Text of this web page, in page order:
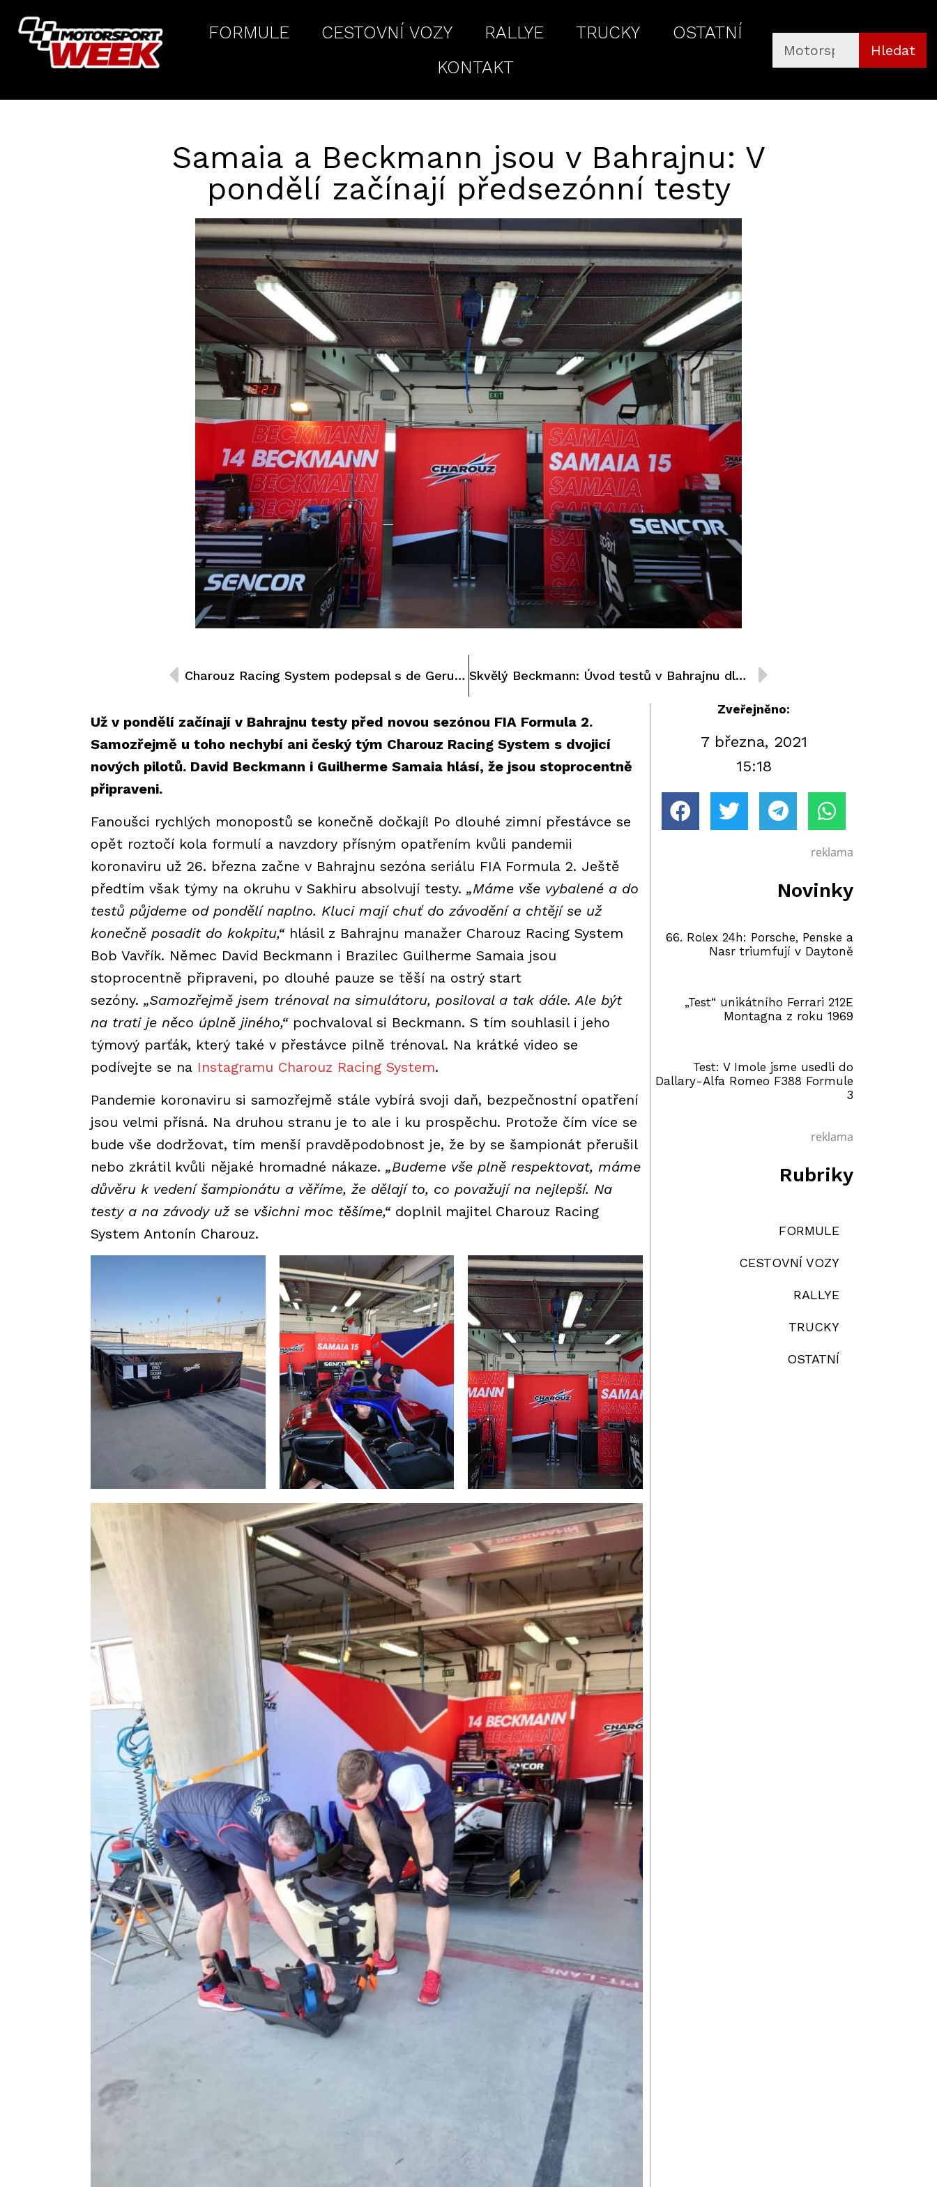
FORMULE CESTOVNÍ VOZY RALLYE TRUCKY
OSTATNÍ
KONTAKT
Hledat
Samaia a Beckmann jsou v Bahrajnu: V
pondělí začínají předsezónní testy
Charouz Racing System podepsal s de Gerusem: Francouzský mladík pojede seriál FIA F3 Skvělý Beckmann: Úvod testů v Bahrajnu dle představ Charouz Racing System
Už v pondělí začínají v Bahrajnu testy před novou sezónou FIA Formula 2.
Samozřejmě u toho nechybí ani český tým Charouz Racing System s dvojicí
nových pilotů. David Beckmann i Guilherme Samaia hlásí, že jsou stoprocentně
připraveni.
Fanoušci rychlých monopostů se konečně dočkají! Po dlouhé zimní přestávce se
opět roztočí kola formulí a navzdory přísným opatřením kvůli pandemii
koronaviru už 26. března začne v Bahrajnu sezóna seriálu FIA Formula 2. Ještě
předtím však týmy na okruhu v Sakhiru absolvují testy. „Máme vše vybalené a do
testů půjdeme od pondělí naplno. Kluci mají chuť do závodění a chtějí se už
konečně posadit do kokpitu,“hlásil z Bahrajnu manažer Charouz Racing System
Bob Vavřík. Němec David Beckmann i Brazilec Guilherme Samaia jsou
stoprocentně připraveni, po dlouhé pauze se těší na ostrý start
sezóny. „Samozřejmě jsem trénoval na simulátoru, posiloval a tak dále. Ale být
na trati je něco úplně jiného,“pochvaloval si Beckmann. S tím souhlasil i jeho
týmový parťák, který také v přestávce pilně trénoval. Na krátké video se
podívejte se na Instagramu Charouz Racing System.
Pandemie koronaviru si samozřejmě stále vybírá svoji daň, bezpečnostní opatření
jsou velmi přísná. Na druhou stranu je to ale i ku prospěchu. Protože čím více se
bude vše dodržovat, tím menší pravděpodobnost je, že by se šampionát přerušil
nebo zkrátil kvůli nějaké hromadné nákaze. „Budeme vše plně respektovat, máme
důvěru k vedení šampionátu a věříme, že dělají to, co považují na nejlepší. Na
testy a na závody už se všichni moc těšíme,“doplnil majitel Charouz Racing
System Antonín Charouz.
Zveřejněno:
7 března, 2021
15:18
reklama
Novinky
66. Rolex 24h: Porsche, Penske a
Nasr triumfují v Daytoně
„Test“ unikátního Ferrari 212E
Montagna z roku 1969
Test: V Imole jsme usedli do
Dallary-Alfa Romeo F388 Formule
3
reklama
Rubriky
FORMULE
CESTOVNÍ VOZY
RALLYE
TRUCKY
OSTATNÍ